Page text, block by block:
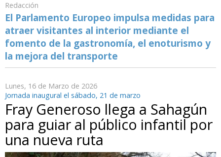
Redacción
El Parlamento Europeo impulsa medidas para
atraer visitantes al interior mediante el
fomento de la gastronomía, el enoturismo y
la mejora del transporte
Lunes, 16 de Marzo de 2026
Jornada inaugural el sábado, 21 de marzo
Fray Generoso llega a Sahagún
para guiar al público infantil por
una nueva ruta